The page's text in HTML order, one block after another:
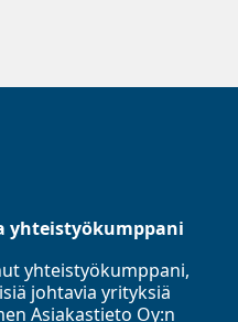
yhteistyökumppani
yhteistyökumppani,
johtavia yrityksiä
Asiakastieto Oy:n